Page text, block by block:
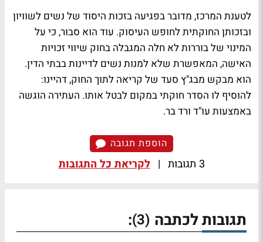
לטענת המרכז, מדובר בפגיעה בזכות היסוד של נשים לשוויון
ובזכותן החוקתית לחופש העיסוק. עוד הוא סבור, כי על
המינוי של בוררות לא חלה המגבלה בחוק שיווי זכויות
האישה, המאפשרת שלא למנות נשים לדיינות בבתי הדין.
הוא מבקש מבג"ץ סעד של קריאה לתוך החוק, דהיינו:
להוסיף לו הסדר חוקתי במקום לבטל אותו. העתירה הוגשה
באמצעות עו"ד ורד בר.
הוספת תגובה
3 תגובות | לקריאת כל התגובות
תגובות לכתבה (3)
: